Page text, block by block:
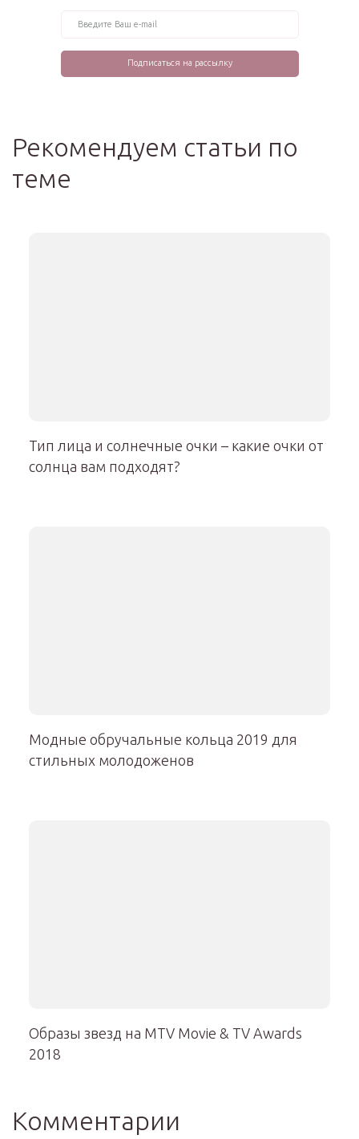
Рекомендуем статьи по
теме
Тип лица и солнечные очки – какие очки от
солнца вам подходят?
Модные обручальные кольца 2019 для
стильных молодоженов
Образы звезд на MTV Movie & TV Awards
2018
Комментарии